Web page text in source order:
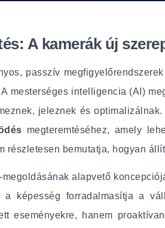
A kamerák új
passzív
A mesterséges intelligencia (AI)
jeleznek és
megteremtéséhez, amely
részletesen bemutatja, hogyan
megoldásának alapvető
a képesség forradalmasítja a
eseményekre, hanem